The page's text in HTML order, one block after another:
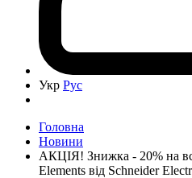
Укр Рус
Головна
Новини
АКЦІЯ! Знижка - 20% на
Elements від Schneider